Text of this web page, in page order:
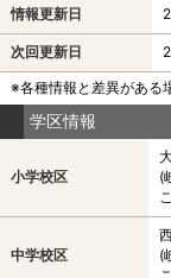
情報更新日
次回更新日
※各種情報と差異がある
学区情報
小学校区
(
中学校区
(